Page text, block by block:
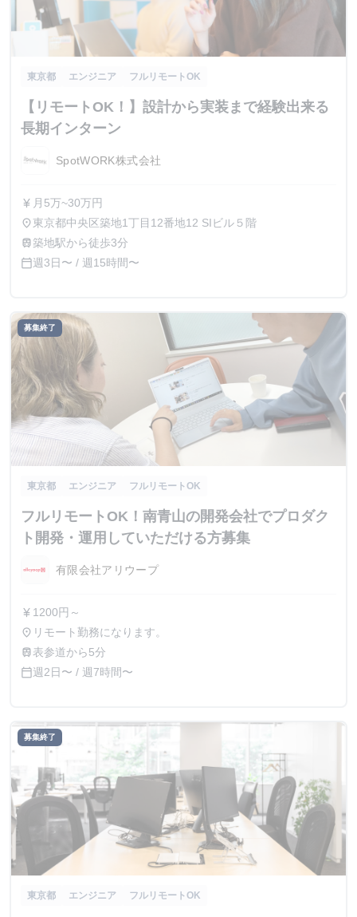
東京都 エンジニア フルリモートOK
【リモートOK！】設計から実装まで経験出来る
長期インターン
SpotWORK株式会社
currency_yen 月5万~30万円
place東京都中央区築地1丁目12番地12 SIビル５階
train 築地駅から徒歩3分
calendar_today週3日〜 / 週15時間〜
募集終了
東京都 エンジニア フルリモートOK
フルリモートOK！南青山の開発会社でプロダク
ト開発・運用していただける方募集
有限会社アリウープ
currency_yen 1200円～
place リモート勤務になります。
train表参道から5分
calendar_today週2日〜 / 週7時間〜
募集終了
東京都 エンジニア フルリモートOK